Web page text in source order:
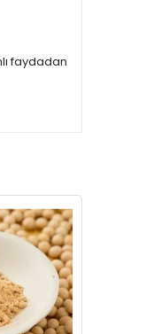
faydadan